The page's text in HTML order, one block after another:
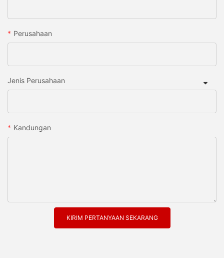
Perusahaan
Jenis Perusahaan
Kandungan
KIRIM PERTANYAAN SEKARANG